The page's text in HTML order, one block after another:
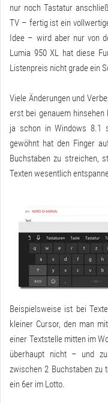
nur noch Tastatur
TV – fertig ist ein
Idee – wird aber nur von
Lumia 950 XL hat diese
Listenpreis nicht grade ein
Viele Änderungen und
erst bei genauem hinsehen
ja schon in Windows 8.1
gewöhnt hat den Finger
Buchstaben zu streichen,
Texten wesentlich
Beispielsweise ist bei
kleiner Cursor, den man
einer Textstelle mitten im
überhaupt nicht – und
zwischen 2 Buchstaben
ein 6er im Lotto.